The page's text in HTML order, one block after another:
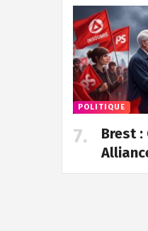
POLITIQUE
Brest :